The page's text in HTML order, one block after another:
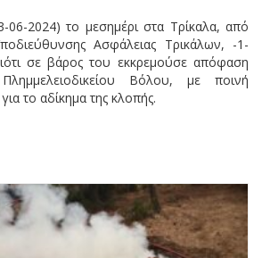
06-2024) το μεσημέρι στα Τρίκαλα, από
Ασφάλειας Τρικάλων, -1-
σε βάρος του εκκρεμούσε απόφαση
Βόλου, με ποινή
το αδίκημα της κλοπής.